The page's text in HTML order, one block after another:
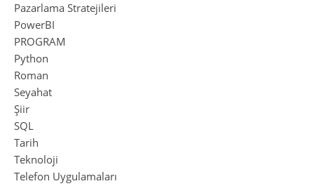
Pazarlama Stratejileri
PowerBI
PROGRAM
Python
Roman
Seyahat
Şiir
SQL
Tarih
Teknoloji
Telefon Uygulamaları